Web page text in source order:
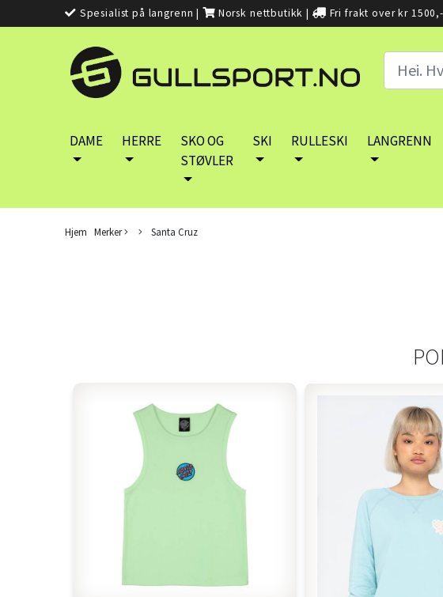
Spesialist på langrenn | Norsk nettbutikk | Fri frakt over kr 1500,-
DAME HERRE
SKO OG
STØVLER
SKI RULLESKI LANGRENN
Hjem Merker Santa Cruz